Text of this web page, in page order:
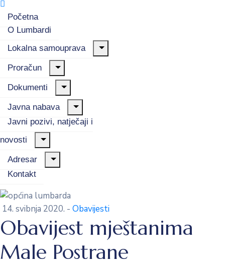
Početna
O Lumbardi
Lokalna samouprava
Proračun
Dokumenti
Javna nabava
Javni pozivi, natječaji i
novosti
Adresar
Kontakt
14. svibnja 2020. - Obavijesti
Obavijest mještanima
Male Postrane